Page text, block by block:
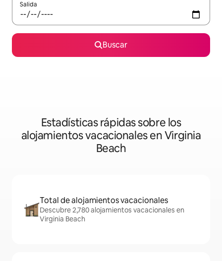
Salida
Buscar
Estadísticas rápidas sobre los
alojamientos vacacionales en Virginia
Beach
Total de alojamientos vacacionales
Descubre 2,780 alojamientos vacacionales en
Virginia Beach